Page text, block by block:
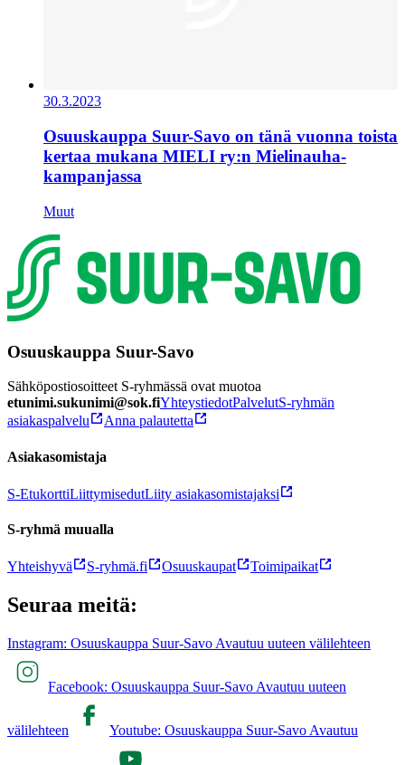
30.3.2023
Osuuskauppa Suur-Savo on tänä vuonna toista
kertaa mukana MIELI ry:n Mielinauha-
kampanjassa
Muut
Osuuskauppa Suur-Savo
Sähköpostiosoitteet S-ryhmässä ovat muotoa
etunimi.sukunimi@sok.fiYhteystiedotPalvelutS-ryhmän
asiakaspalvelu
Anna palautetta
Asiakasomistaja
S-EtukorttiLiittymisedutLiity asiakasomistajaksi
S-ryhmä muualla
Yhteishyvä S-ryhmä.fi Osuuskaupat Toimipaikat
Seuraa meitä:
Instagram: Osuuskauppa Suur-Savo Avautuu uuteen välilehteen
Facebook: Osuuskauppa Suur-Savo Avautuu uuteen
välilehteen Youtube: Osuuskauppa Suur-Savo Avautuu